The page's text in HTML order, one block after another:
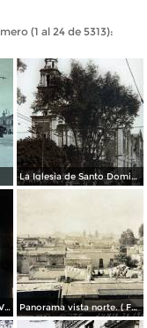
(1 al 24 de 5313):
La Iglesia de Santo Domingo.
Patio del colegio de las Vizcainas por el fotografo Hugo Brehme. Panorama vista norte. ( Fechada el 20 de Junio de 1905 ).